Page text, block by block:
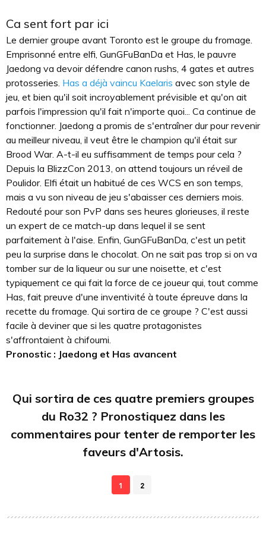
Ca sent fort par ici
Le dernier groupe avant Toronto est le groupe du fromage.
Emprisonné entre elfi, GunGFuBanDa et Has, le pauvre
Jaedong va devoir défendre canon rushs, 4 gates et autres
protosseries. Has a déjà vaincu Kaelaris avec son style de
jeu, et bien qu'il soit incroyablement prévisible et qu'on ait
parfois l'impression qu'il fait n'importe quoi... Ca continue de
fonctionner. Jaedong a promis de s'entraîner dur pour revenir
au meilleur niveau, il veut être le champion qu'il était sur
Brood War. A-t-il eu suffisamment de temps pour cela ?
Depuis la BlizzCon 2013, on attend toujours un réveil de
Poulidor. Elfi était un habitué de ces WCS en son temps,
mais a vu son niveau de jeu s'abaisser ces derniers mois.
Redouté pour son PvP dans ses heures glorieuses, il reste
un expert de ce match-up dans lequel il se sent
parfaitement à l'aise. Enfin, GunGFuBanDa, c'est un petit
peu la surprise dans le chocolat. On ne sait pas trop si on va
tomber sur de la liqueur ou sur une noisette, et c'est
typiquement ce qui fait la force de ce joueur qui, tout comme
Has, fait preuve d'une inventivité à toute épreuve dans la
recette du fromage. Qui sortira de ce groupe ? C'est aussi
facile à deviner que si les quatre protagonistes
s'affrontaient à chifoumi.
Pronostic : Jaedong et Has avancent
Qui sortira de ces quatre premiers groupes
du Ro32 ? Pronostiquez dans les
commentaires pour tenter de remporter les
faveurs d'Artosis.
1 2